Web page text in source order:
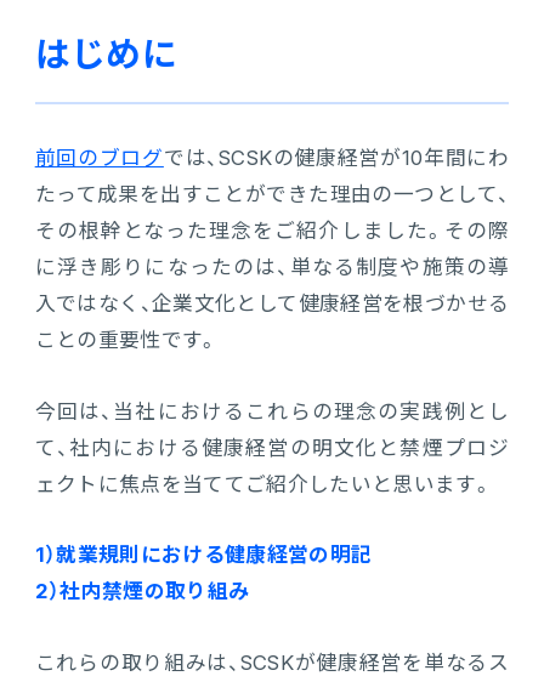
販売管理
販売・購買・在庫管理
建設業向け基幹業務システム
生産管理
生産管理
Fit to Standard
はじめに
前回のブログでは、SCSKの健康経営が10年間にわ
たって成果を出すことができた理由の一つとして、
その根幹となった理念をご紹介しました。その際
に浮き彫りになったのは、単なる制度や施策の導
入ではなく、企業文化として健康経営を根づかせる
ことの重要性です。
今回は、当社におけるこれらの理念の実践例とし
て、社内における健康経営の明文化と禁煙プロジ
ェクトに焦点を当ててご紹介したいと思います。
1）就業規則における健康経営の明記
2）社内禁煙の取り組み
これらの取り組みは、SCSKが健康経営を単なるス